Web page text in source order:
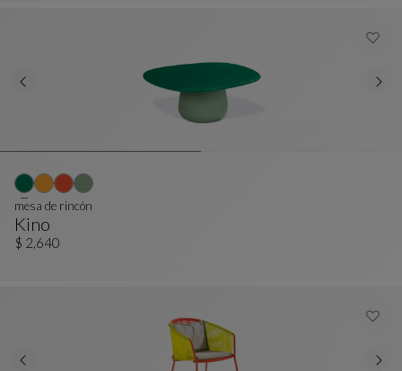
Kino
Mesa De Rincón
Ver Descripción Completa
mesa de rincón
$ 2,640